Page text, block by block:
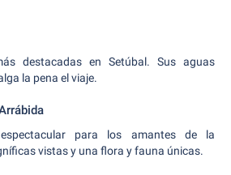
destacadas en Setúbal. Sus aguas
la pena el viaje.
para los amantes de la
vistas y una flora y fauna únicas.